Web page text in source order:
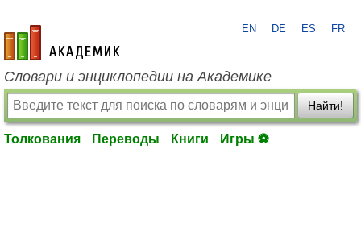
academic.ru
EN DE ES FR
Словари и энциклопедии на Академике
Найти!
Толкования Переводы Книги Игры ⚽